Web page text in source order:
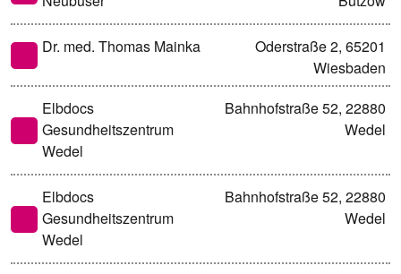
Dr. med. Thomas Mainka
Oderstraße 2, 65201
Wiesbaden
Elbdocs
Gesundheitszentrum
Wedel
Bahnhofstraße 52, 22880
Wedel
Elbdocs
Gesundheitszentrum
Wedel
Bahnhofstraße 52, 22880
Wedel